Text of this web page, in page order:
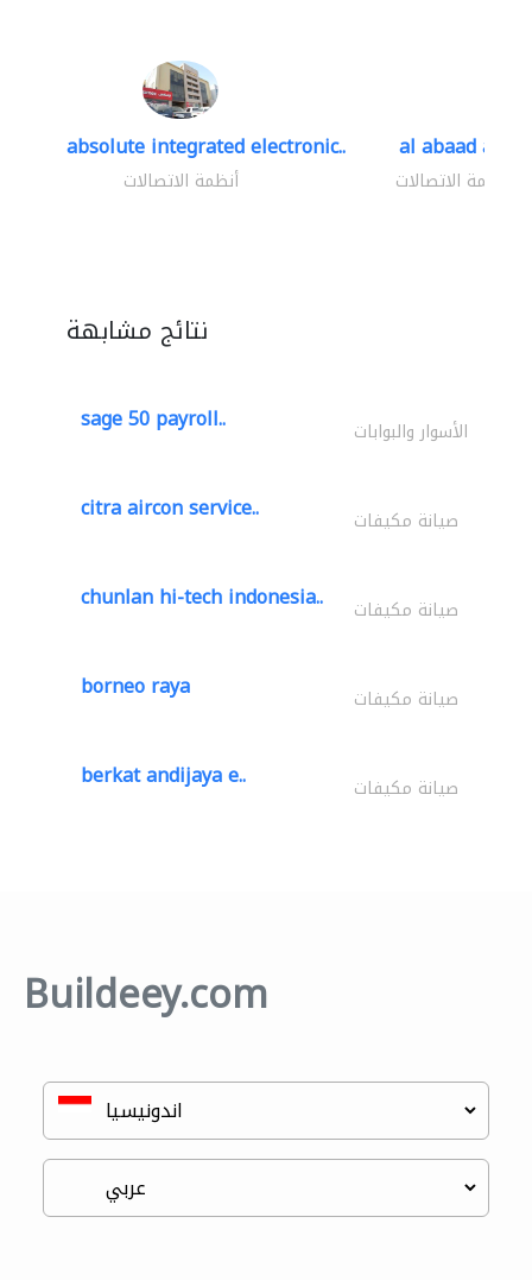
absolute integrated electronic..
أنظمة الاتصالات
al abaad al..
أنظمة الاتصالات
نتائج مشابهة
sage 50 payroll.. الأسوار والبوابات
citra aircon service.. صيانة مكيفات
chunlan hi-tech indonesia.. صيانة مكيفات
borneo raya صيانة مكيفات
berkat andijaya e.. صيانة مكيفات
Buildeey.com